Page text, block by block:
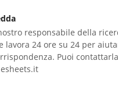
responsabile della
lavora 24 ore su 24 per
Puoi